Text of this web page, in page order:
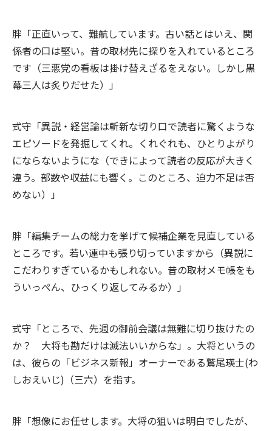
胖「正直いって、難航しています。古い話とはいえ、関
係者の口は堅い。昔の取材先に探りを入れているところ
です（三悪党の看板は掛け替えざるをえない。しかし黒
幕三人は炙りだせた）」
式守「異説・経営論は斬新な切り口で読者に驚くような
エピソードを発掘してくれ。くれぐれも、ひとりよがり
にならないようにな（できによって読者の反応が大きく
違う。部数や収益にも響く。このところ、迫力不足は否
めない）」
胖「編集チームの総力を挙げて候補企業を見直している
ところです。若い連中も張り切っていますから（異説に
こだわりすぎているかもしれない。昔の取材メモ帳をも
ういっぺん、ひっくり返してみるか）」
式守「ところで、先週の御前会議は無難に切り抜けたの
か？ 大将も勘だけは滅法いいからな」。大将というの
は、彼らの「ビジネス新報」オーナーである鷲尾瑛士(わ
しおえいじ)（三六）を指す。
胖「想像にお任せします。大将の狙いは明白でしたが、